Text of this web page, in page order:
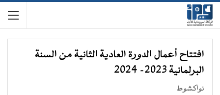
افتتاح أعمال الدورة العادية الثانية من السنة
البرلمانية 2023- 2024
نواكشوط